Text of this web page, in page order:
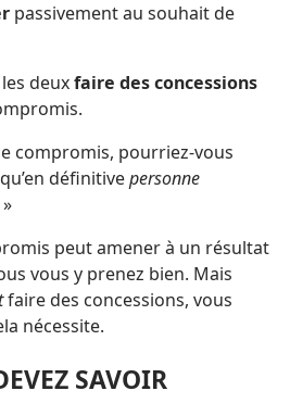
passivement au souhait de
deuxfaire des concessions
compromis, pourriez-vous
définitivepersonne
peut amener à un résultat
vous y prenez bien. Mais
faire des concessions, vous
nécessite.
SAVOIR